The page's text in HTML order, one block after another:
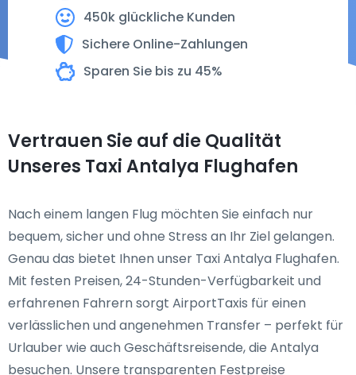
450k glückliche Kunden
Sichere Online-Zahlungen
Sparen Sie bis zu 45%
Vertrauen Sie auf die Qualität
Unseres Taxi Antalya Flughafen
Nach einem langen Flug möchten Sie einfach nur
bequem, sicher und ohne Stress an Ihr Ziel gelangen.
Genau das bietet Ihnen unser Taxi Antalya Flughafen.
Mit festen Preisen, 24-Stunden-Verfügbarkeit und
erfahrenen Fahrern sorgt AirportTaxis für einen
verlässlichen und angenehmen Transfer – perfekt für
Urlauber wie auch Geschäftsreisende, die Antalya
besuchen. Unsere transparenten Festpreise